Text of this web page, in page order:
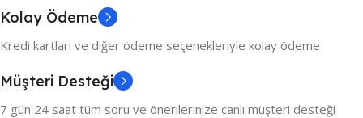
Kolay Ödeme
Kredi kartları ve diğer ödeme seçenekleriyle kolay ödeme
Müşteri Desteği
7 gün 24 saat tüm soru ve önerilerinize canlı müşteri desteği